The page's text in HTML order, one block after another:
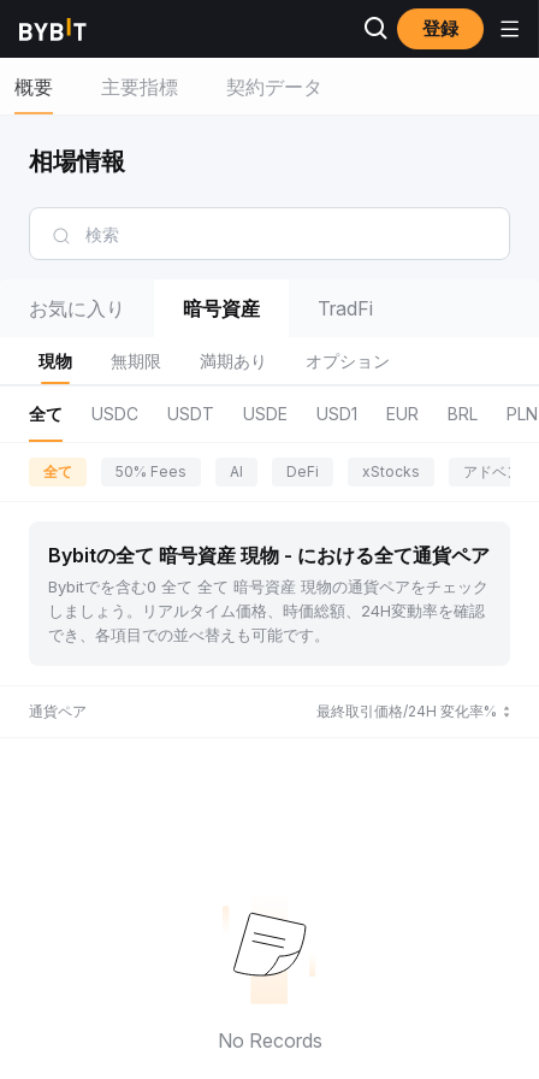
登録
概要 主要指標 契約データ
相場情報
お気に入り 暗号資産 TradFi
現物 無期限 満期あり オプション
全て USDC USDT USDE USD1 EUR BRL PLN
全て 50% Fees AI DeFi xStocks アドベン
Bybitの全て 暗号資産 現物 - における全て通貨ペア
Bybitでを含む0 全て 全て 暗号資産 現物の通貨ペアをチェック
しましょう。リアルタイム価格、時価総額、24H変動率を確認
でき、各項目での並べ替えも可能です。
通貨ペア 最終取引価格/24H 変化率%
No Records